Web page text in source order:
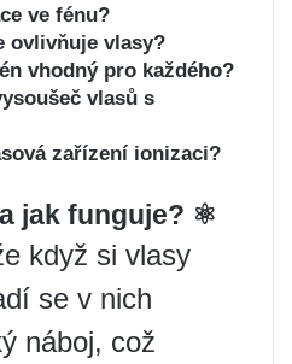
ve fénu?
ovlivňuje vlasy?
vhodný pro každého?
vlasů s
zařízení ionizaci?
jak funguje? ⚛️
když si vlasy
se v nich
náboj, což